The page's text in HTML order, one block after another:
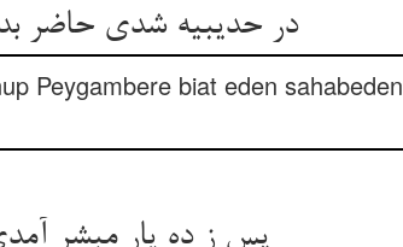
در حدیبیه شدی حاضر بدین ** وآن صحابه‌ی بیعتی را هم‌قرین
Peygambere biat eden sahabeden